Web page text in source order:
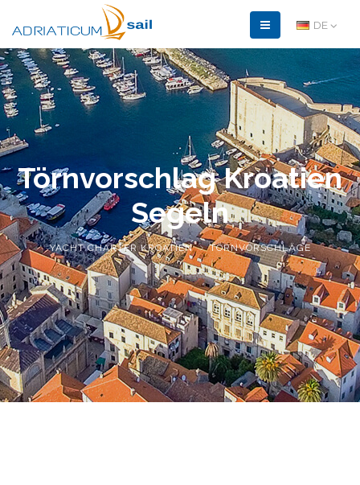
DE
Törnvorschlag Kroatien
Segeln
YACHT CHARTER KROATIEN TÖRNVORSCHLÄGE